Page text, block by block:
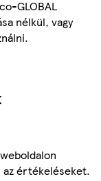
GLOBAL
nélkül, vagy
az értékeléseket.